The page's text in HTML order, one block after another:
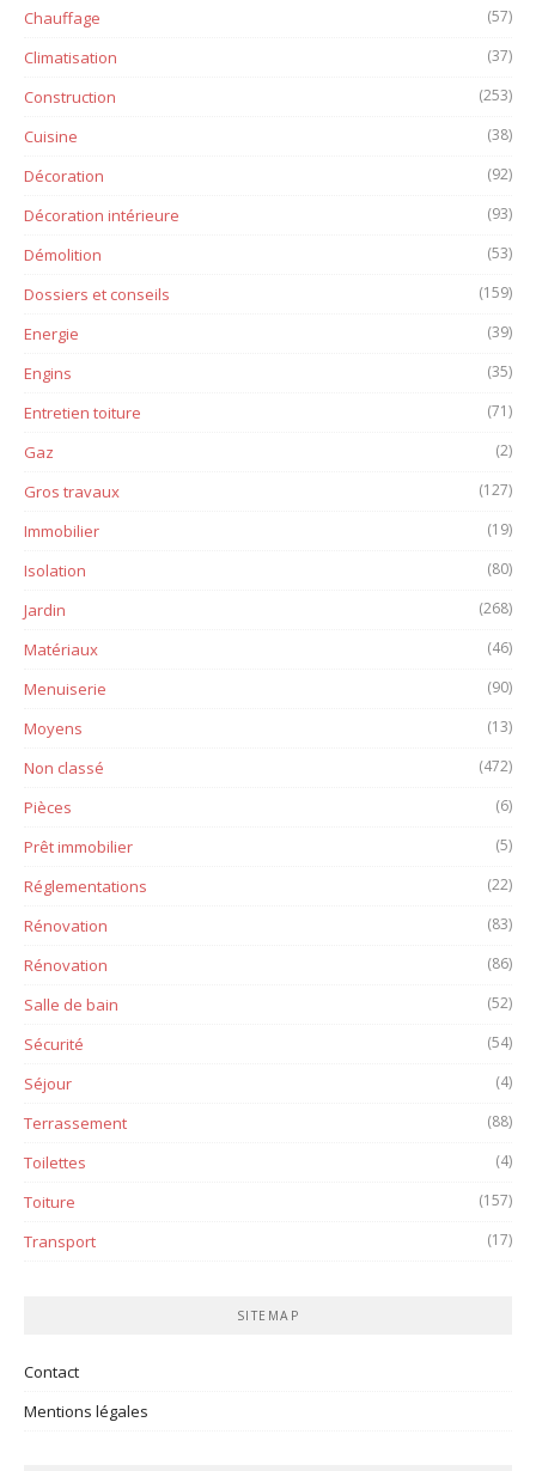
Chauffage (57)
Climatisation (37)
Construction (253)
Cuisine (38)
Décoration (92)
Décoration intérieure (93)
Démolition (53)
Dossiers et conseils (159)
Energie (39)
Engins (35)
Entretien toiture (71)
Gaz (2)
Gros travaux (127)
Immobilier (19)
Isolation (80)
Jardin (268)
Matériaux (46)
Menuiserie (90)
Moyens (13)
Non classé (472)
Pièces (6)
Prêt immobilier (5)
Réglementations (22)
Rénovation (83)
Rénovation (86)
Salle de bain (52)
Sécurité (54)
Séjour (4)
Terrassement (88)
Toilettes (4)
Toiture (157)
Transport (17)
SITEMAP
Contact
Mentions légales